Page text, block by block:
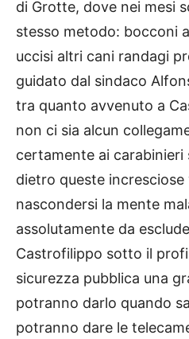
di Grotte, dove nei mesi
stesso metodo: bocconi
uccisi altri cani randagi
guidato dal sindaco
tra quanto avvenuto a
non ci sia alcun
certamente ai carabinieri
dietro queste incresciose
nascondersi la mente
assolutamente da
Castrofilippo sotto il
sicurezza pubblica una
potranno darlo quando
potranno dare le